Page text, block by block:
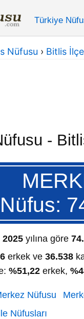
Türkiye
Nüfusu › Bitlis
-
Nüfus:
yılına göre
erkek ve 36.538
%51,22 erkek,
Nüfusu
Nüfusları